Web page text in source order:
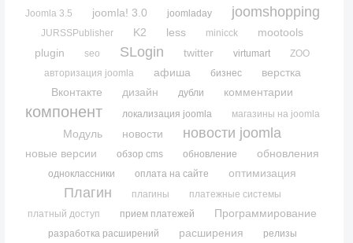
Joomla 3.5 joomla! 3.0 joomladay joomshopping
JURSSPublisher K2 less minicck
mootools
plugin
seo SLogin twitter virtumart
ZOO
авторизация joomla
афиша бизнес
верстка
Вконтакте
дизайн дубли комментарии
компонент локализация joomla магазины на joomla
Модуль новости новости joomla
новые версии обзор cms обновление обновления
одноклассники оплата на сайте оптимизация
Плагин плагины
платежные системы
платный доступ
прием платежей Программирование
разработка расширений расширения
релизы